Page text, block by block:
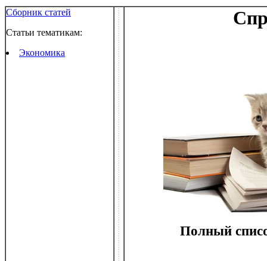
Сборник статей
Статьи тематикам:
Экономика
Полный